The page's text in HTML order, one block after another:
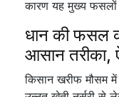
कारण यह मुख्य
धान की फसल
आसान तरीका,
किसान खरीफ मौसम